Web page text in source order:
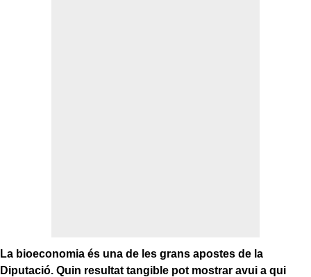
La bioeconomia és una de les grans apostes de la
Diputació. Quin resultat tangible pot mostrar avui a qui